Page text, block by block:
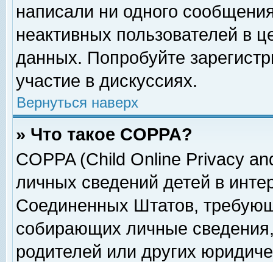
написали ни одного
неактивных пользователей в
данных. Попробуйте
участие в дискуссиях.
Вернуться наверх
» Что такое COPPA?
COPPA (Child Online Privacy
личных сведений детей в
Соединенных Штатов,
собирающих личные
родителей или других